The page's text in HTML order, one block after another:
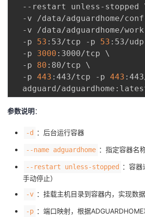
  --restart unless-stopped
-v /data/adguardhome/
-v /data/adguardhome/
  -p
53 :53/tcp -p 53 :53/udp
  -p
3000 :3000/tcp \
  -p
80 :80/tcp \
  -p
443 :443/tcp -p 443
参数说明：
-d ：后台运行容器
--name adguardhome ：指定容器名
--restart unless-stopped
：容器
手动停止）
-v ：挂载主机目录到容器内，实现数
-p ：端口映射，根据